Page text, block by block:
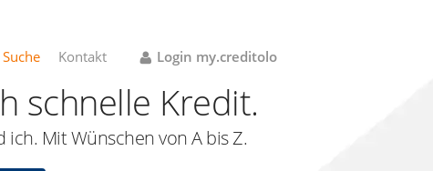
Suche Kontakt Login my.creditolo
schnelle Kredit.
ich. Mit Wünschen von A bis Z.